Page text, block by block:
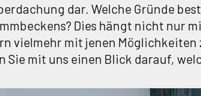
dar. Welche Gründe
Dies hängt nicht nur
vielmehr mit jenen Möglichkeiten
Sie mit uns einen Blick darauf,